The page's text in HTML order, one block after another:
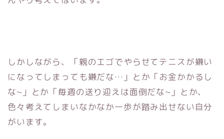
しかしながら、「親のエゴでやらせてテニスが嫌い
になってしまっても嫌だな…」とか「お金かかるし
な~」とか「毎週の送り迎えは面倒だな~」とか、
色々考えてしまいなかなか一歩が踏み出せない自分
がいます。